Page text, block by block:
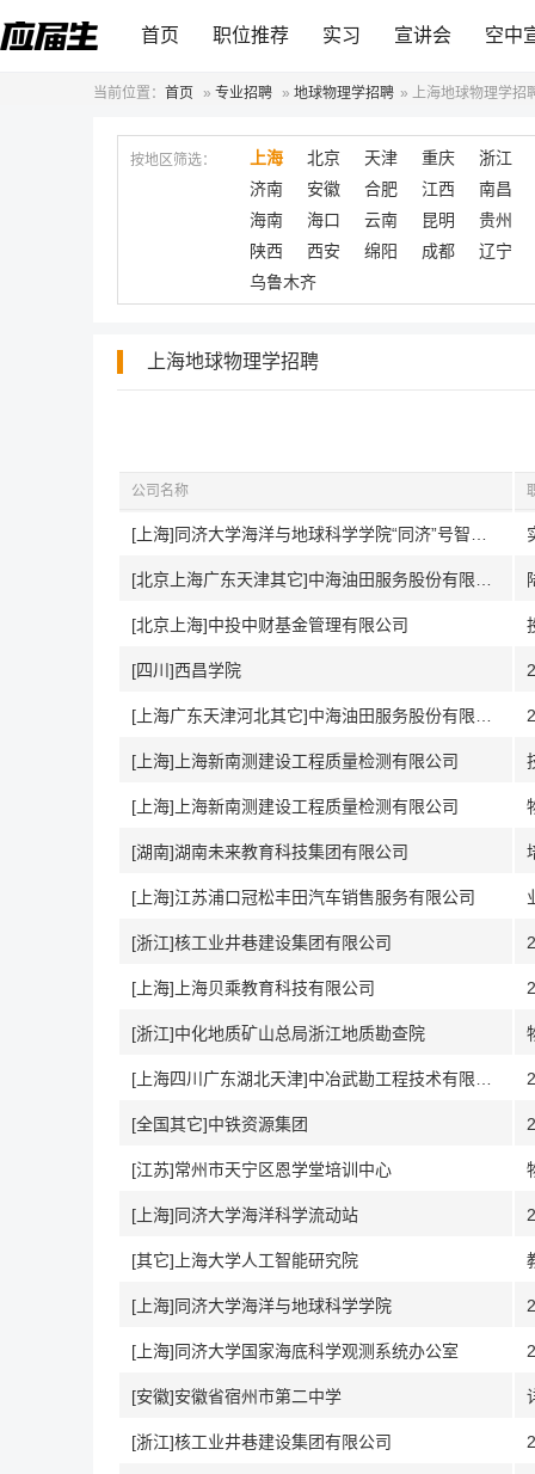
首页 职位推荐 实习 宣讲会 空中
当前位置： 首页 » 专业招聘 » 地球物理学招聘 » 上海地球物理学招
按地区筛选： 上海 北京 天津 重庆
浙江
济南
安徽 合肥 江西
南昌
海南
海口 云南 昆明
贵州
陕西
西安 绵阳 成都
辽宁
乌鲁木齐
上海地球物理学招聘
公司名称
[北京上海]中投中财基金管理有限公司
[四川]西昌学院
[上海]上海新南测建设工程质量检测有限公司
[上海]上海新南测建设工程质量检测有限公司
[湖南]湖南未来教育科技集团有限公司
[上海]江苏浦口冠松丰田汽车销售服务有限公司
[浙江]核工业井巷建设集团有限公司
[上海]上海贝乘教育科技有限公司
[浙江]中化地质矿山总局浙江地质勘查院
[全国其它]中铁资源集团
[江苏]常州市天宁区恩学堂培训中心
[上海]同济大学海洋科学流动站
[其它]上海大学人工智能研究院
[上海]同济大学海洋与地球科学学院
[上海]同济大学国家海底科学观测系统办公室
[安徽]安徽省宿州市第二中学
[浙江]核工业井巷建设集团有限公司